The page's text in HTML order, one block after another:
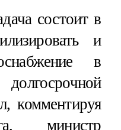
состоит в
и
в
комментируя
министр